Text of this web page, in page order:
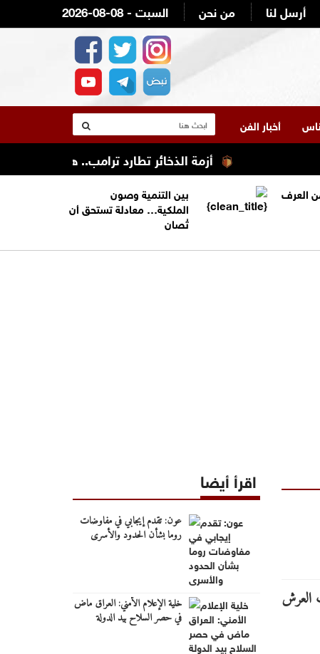
2026-08-08 - السبت من نحن أرسل لنا
أخبار الفن
أزمة الذخائر تطارد ترامب.. هل استنزفت الحرب
العرف
بين التنمية وصون
الملكية… معادلة تستحق أن
تُصان
اقرأ أيضا
عون: تقدم إيجابي في مفاوضات
روما بشأن الحدود والأسرى
خلية الإعلام الأمني: العراق ماض
في حصر السلاح بيد الدولة